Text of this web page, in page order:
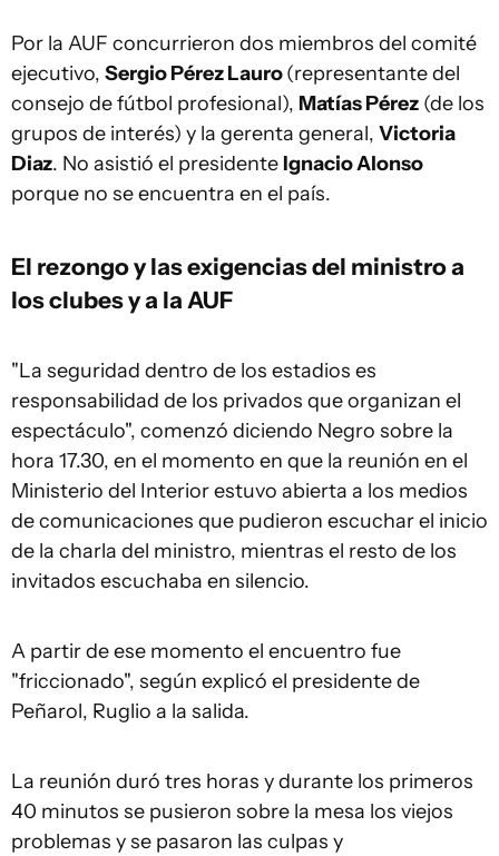
Por la AUF concurrieron dos miembros del comité
ejecutivo, Sergio Pérez Lauro(representante del
consejo de fútbol profesional), Matías Pérez (de los
grupos de interés) y la gerenta general, Victoria
Diaz. No asistió el presidente Ignacio Alonso
porque no se encuentra en el país.
El rezongo y las exigencias del ministro a
los clubes y a la AUF
"La seguridad dentro de los estadios es
responsabilidad de los privados que organizan el
espectáculo", comenzó diciendo Negro sobre la
hora 17.30, en el momento en que la reunión en el
Ministerio del Interior estuvo abierta a los medios
de comunicaciones que pudieron escuchar el inicio
de la charla del ministro, mientras el resto de los
invitados escuchaba en silencio.
A partir de ese momento el encuentro fue
"friccionado", según explicó el presidente de
Peñarol, Ruglio a la salida.
La reunión duró tres horas y durante los primeros
40 minutos se pusieron sobre la mesa los viejos
problemas y se pasaron las culpas y